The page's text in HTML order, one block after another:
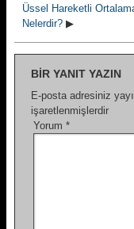
Üssel Hareketli
Nelerdir? ▶
BIR YANIT YAZIN
E-posta adresiniz
işaretlenmişlerdir
Yorum *